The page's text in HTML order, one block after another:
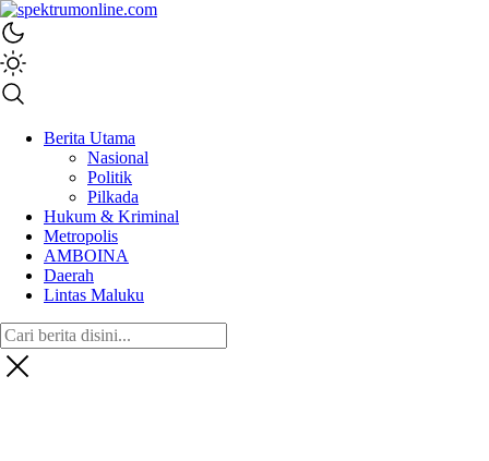
spektrumonline.com
Berita Utama
Nasional
Politik
Pilkada
Hukum & Kriminal
Metropolis
AMBOINA
Daerah
Lintas Maluku